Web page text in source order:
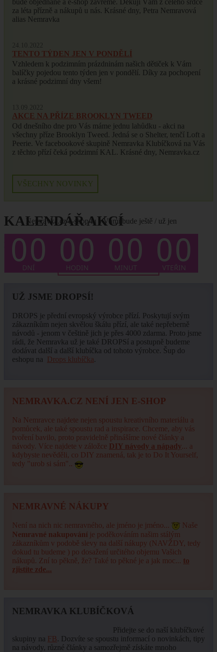
bude objednané a e-shop zavřeme. Děkuji Vám z celého srdce
za léta přízně a nákupů u nás. Krásné dny, Petra Nemravová
alias Nemravka
24.10.2022
TENTO TÝDEN JEN V PONDĚLÍ
Vzhledem k podzimním prázdninám našich dětiček k Vám
balíčky pojedou tento týden jen v pondělí. Díky za pochopení
a krásné podzimní dny všem!
13.09.2022
AKCE NA PŘÍZE BROOKLYN TWEED
Od dnešního dne pro Vás máme jednu lahůdku - akci na
všechny příze Brooklyn Tweed. Jedná se o Shelter, tenčí Loft a
Peerie. Ve facebookové skupině Nemravka Klubíčková na Vás
z těchto přízí čeká podzimní KAL. Krásné dny, Nemravka.cz
VŠECHNY NOVINKY
Nemravka.cz e-shop tu s Vámi bude ještě / už jen
KALENDÁŘ AKCÍ
Není plánován žádný termín.
... CELÝ KALENDÁŘ ZDE
UŽ JSME DROPSÍ!
DROPS je přední evropský výrobce přízí. Poskytují svým
zákazníkům nejen skvělou škálu přízí, ale také nepřeberně
návodů - jenom v češtině jich je přes 4000 zdarma. Proto jsme
rádi, že Nemravka už je také DROPSí a postupně budeme
dodávat další a další klubíčka od tohoto výrobce. Šup do
eshopu na
Drops klubíčka.
NEMRAVKA.CZ NENÍ JEN E-SHOP
Na Nemravce najdete nejen spoustu kreativního materiálu a
pomůcek, ale také spoustu rad a inspirace. Chceme, aby vás
tvoření bavilo, proto pravidelně přinášíme nové články a
návody. Více najdete v záložce DIY návody a nápady ... a
kdybyste nevěděli, co DIY znamená, tak je to Do It Yourself,
tedy "urob si sám"..
NEMRAVNÉ NÁKUPY
Není na nich nic nemravného, ale jméno je jméno...
Naše
Nemravné nakupování je poděkováním našim stálým
zákazníkům v podobě slevy na další nákupy (NAVŽDY, tedy
dokud tu budeme ) po dosažení určitého objemu Vašich
nákupů. Zní to pěkně, že? Také to pěkné je a jak moc... to
zjistíte zde...
NEMRAVKA KLUBÍČKOVÁ
Přidejte se do naší klubíčkové
skupiny na FB. Dozvíte se spoustu informací o novinkách, tipy
na návody, různé články a samozřejmě získáte mnoho